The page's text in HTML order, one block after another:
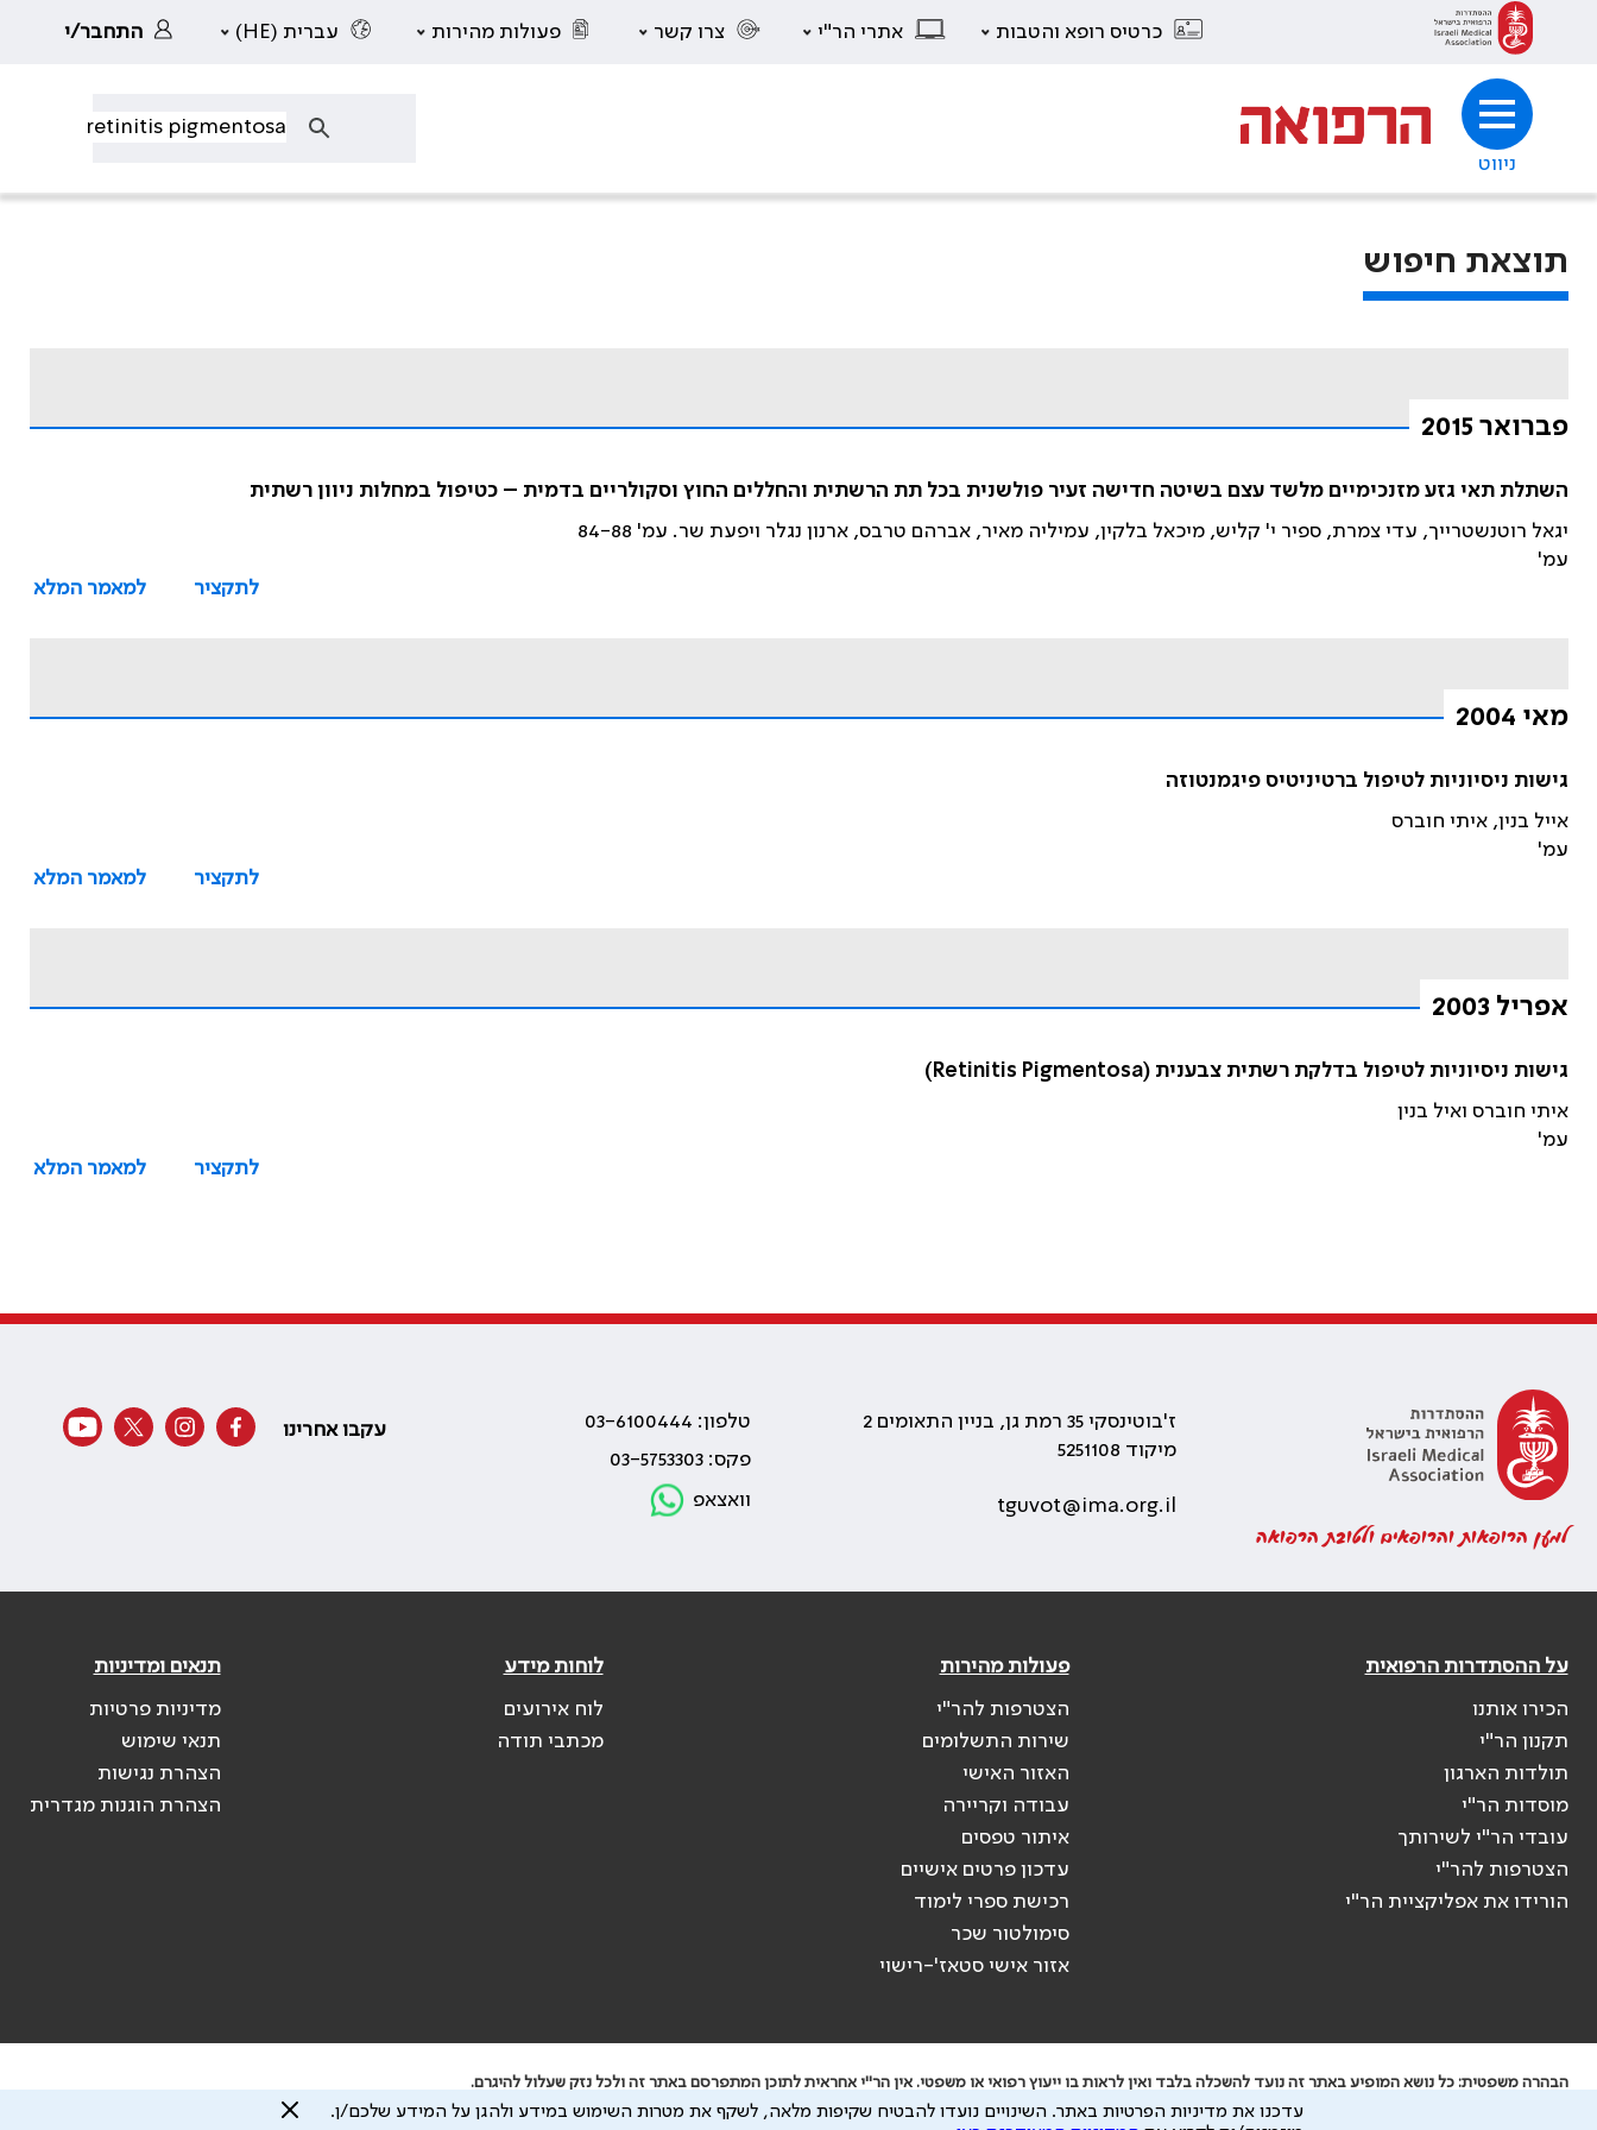
כרטיס רופא והטבות אתרי הר"י צרו קשר פעולות מהירות עברית (HE) התחבר/י
ניווט
תוצאת חיפוש
פברואר 2015
השתלת תאי גזע מזנכימיים מלשד עצם בשיטה חדישה זעיר פולשנית בכל תת הרשתית והחללים החוץ וסקולריים בדמית – כטיפול במחלות ניוון רשתית
יגאל רוטנשטרייך, עדי צמרת, ספיר י' קליש, מיכאל בלקין, עמיליה מאיר, אברהם טרבס, ארנון נגלר ויפעת שר. עמ' 84-88
עמ'
לתקציר
למאמר המלא
מאי 2004
גישות ניסיוניות לטיפול ברטיניטיס פיגמנטוזה
אייל בנין, איתי חוברס
עמ'
לתקציר
למאמר המלא
אפריל 2003
גישות ניסיוניות לטיפול בדלקת רשתית צבענית (Retinitis Pigmentosa)
איתי חוברס ואיל בנין
עמ'
לתקציר
למאמר המלא
למען הרופאות והרופאים ולטובת הרפואה
ז'בוטינסקי 35 רמת גן, בניין התאומים 2
מיקוד 5251108
tguvot@ima.org.il
טלפון: 03-6100444
פקס: 03-5753303
וואצאפ
עקבו אחרינו
על ההסתדרות הרפואית
הכירו אותנו
תקנון הר"י
תולדות הארגון
מוסדות הר"י
עובדי הר"י לשירותך
הצטרפות להר"י
הורידו את אפליקציית הר"י
פעולות מהירות
הצטרפות להר"י
שירות התשלומים
האזור האישי
עבודה וקריירה
איתור טפסים
עדכון פרטים אישיים
רכישת ספרי לימוד
סימולטור שכר
אזור אישי סטאז'-רישוי
לוחות מידע
לוח אירועים
מכתבי תודה
תנאים ומדיניות
מדיניות פרטיות
תנאי שימוש
הצהרת נגישות
הצהרת הוגנות מגדרית
הבהרה משפטית: כל נושא המופיע באתר זה נועד להשכלה בלבד ואין לראות בו ייעוץ רפואי או משפטי. אין הר"י אחראית לתוכן המתפרסם באתר זה ולכל נזק שעלול להיגרם.
ידוע לי שהר"י אוספת ושומרת מידע אישי לצורך מתן השרות וכי חלק ממנו עשוי להיות מועבר לצדדים שלישיים, הכל בכפוף למדיניות הפרטיותול תנאי השימוש עדכנו את מדיניות הפרטיות באתר. השינויים נועדו להבטיח שקיפות מלאה, לשקף את מטרות השימוש במידע ולהגן על המידע שלכם/ן.